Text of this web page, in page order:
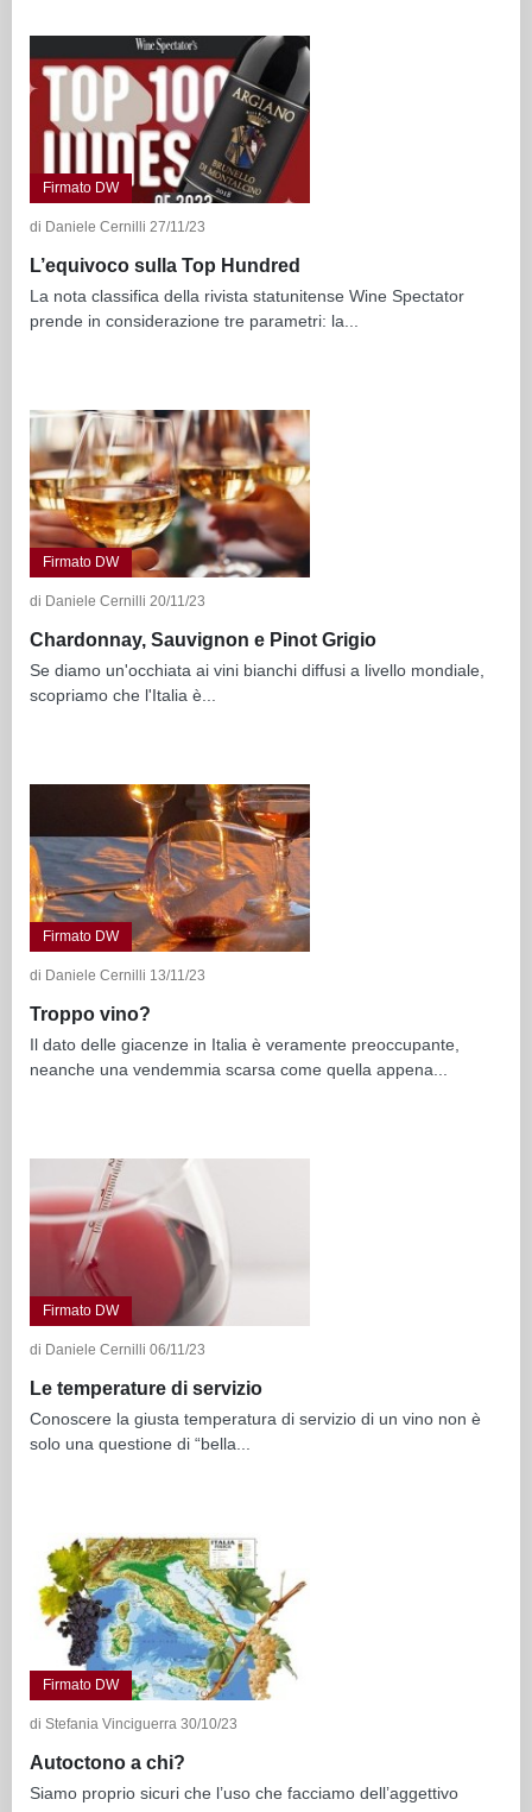
Firmato DW
di Daniele Cernilli 27/11/23
L’equivoco sulla Top Hundred
La nota classifica della rivista statunitense Wine Spectator
prende in considerazione tre parametri: la...
Firmato DW
di Daniele Cernilli 20/11/23
Chardonnay, Sauvignon e Pinot Grigio
Se diamo un'occhiata ai vini bianchi diffusi a livello mondiale,
scopriamo che l'Italia è...
Firmato DW
di Daniele Cernilli 13/11/23
Troppo vino?
Il dato delle giacenze in Italia è veramente preoccupante,
neanche una vendemmia scarsa come quella appena...
Firmato DW
di Daniele Cernilli 06/11/23
Le temperature di servizio
Conoscere la giusta temperatura di servizio di un vino non è
solo una questione di “bella...
Firmato DW
di Stefania Vinciguerra 30/10/23
Autoctono a chi?
Siamo proprio sicuri che l’uso che facciamo dell’aggettivo